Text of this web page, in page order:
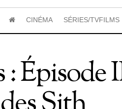
CINÉMA SÉRIES/TVFILMS
Épisode